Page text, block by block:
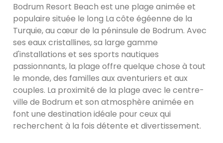
Bodrum Resort Beach est une plage animée et
populaire située le long La côte égéenne de la
Turquie, au cœur de la péninsule de Bodrum. Avec
ses eaux cristallines, sa large gamme
d'installations et ses sports nautiques
passionnants, la plage offre quelque chose à tout
le monde, des familles aux aventuriers et aux
couples. La proximité de la plage avec le centre-
ville de Bodrum et son atmosphère animée en
font une destination idéale pour ceux qui
recherchent à la fois détente et divertissement.